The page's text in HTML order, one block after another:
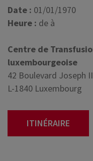
Date : 01/01/1970
Heure : de à
Centre de
luxembourgeoise
42 Boulevard Joseph II
L-1840 Luxembourg
ITINÉRAIRE